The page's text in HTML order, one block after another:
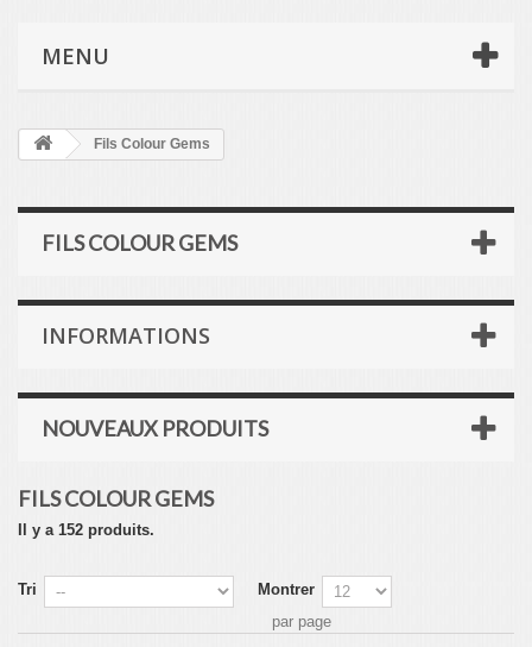
MENU
Fils Colour Gems
FILS COLOUR GEMS
INFORMATIONS
NOUVEAUX PRODUITS
FILS COLOUR GEMS
Il y a 152 produits.
Tri
Montrer
par page